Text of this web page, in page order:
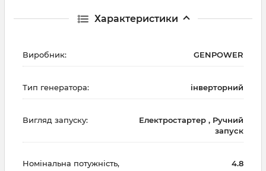
Характеристики
Виробник: GENPOWER
Тип генератора: інверторний
Вигляд запуску:
Електростартер , Ручний
запуск
Номінальна потужність,
4.8